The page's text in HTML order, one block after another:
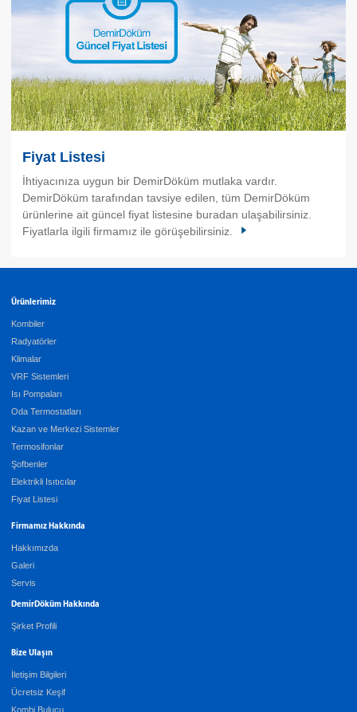
Fiyat Listesi
İhtiyacınıza uygun bir DemirDöküm mutlaka vardır.
DemirDöküm tarafından tavsiye edilen, tüm DemirDöküm
ürünlerine ait güncel fiyat listesine buradan ulaşabilirsiniz.
Fiyatlarla ilgili firmamız ile görüşebilirsiniz.
Ürünlerimiz
Kombiler
Radyatörler
Klimalar
VRF Sistemleri
Isı Pompaları
Oda Termostatları
Kazan ve Merkezi Sistemler
Termosifonlar
Şofbenler
Elektrikli Isıtıcılar
Fiyat Listesi
Firmamız Hakkında
Hakkımızda
Galeri
Servis
DemirDöküm Hakkında
Şirket Profili
Bize Ulaşın
İletişim Bilgileri
Ücretsiz Keşif
Kombi Bulucu